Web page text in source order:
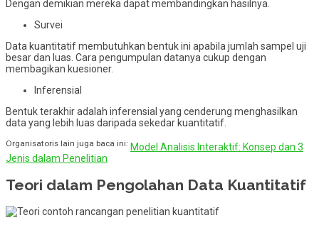
Dengan demikian mereka dapat membandingkan hasilnya.
Survei
Data kuantitatif membutuhkan bentuk ini apabila jumlah sampel uji
besar dan luas. Cara pengumpulan datanya cukup dengan
membagikan kuesioner.
Inferensial
Bentuk terakhir adalah inferensial yang cenderung menghasilkan
data yang lebih luas daripada sekedar kuantitatif.
Organisatoris lain juga baca ini: Model Analisis Interaktif: Konsep dan 3
Jenis dalam Penelitian
Teori dalam Pengolahan Data Kuantitatif